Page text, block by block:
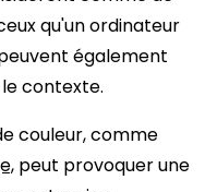
qu'un ordinateur
également
contexte.
couleur, comme
peut provoquer une